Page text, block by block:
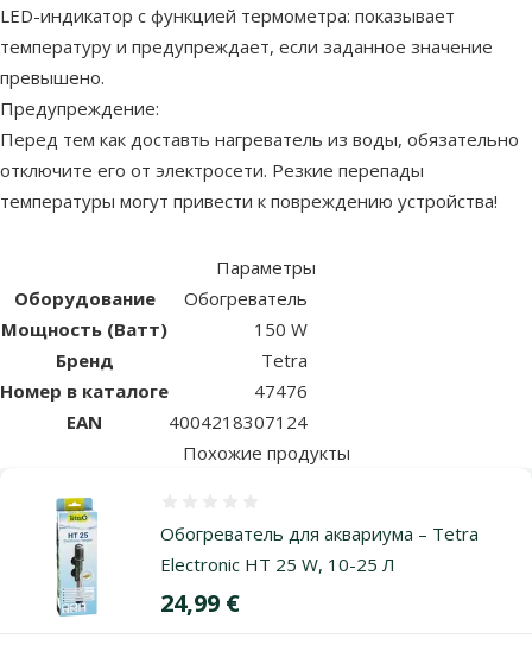
LED-индикатор с функцией термометра: показывает
температуру и предупреждает, если заданное значение
превышено.
Предупреждение:
Перед тем как доставть нагреватель из воды, обязательно
отключите его от электросети. Резкие перепады
температуры могут привести к повреждению устройства!
Параметры
Оборудование
Обогреватель
Мощность (Ватт)
150 W
Бренд
Tetra
Номер в каталоге
47476
EAN
4004218307124
Похожие продукты
Обогреватель для аквариума – Tetra
Electronic HT 25 W, 10-25 Л
Цена
24,99 €